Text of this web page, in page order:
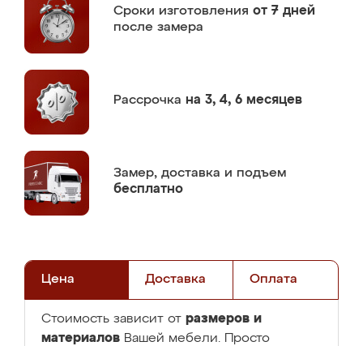
Сроки изготовления от 7 дней
после замера
Рассрочка на 3, 4, 6 месяцев
Замер, доставка и подъем
бесплатно
Цена Доставка Оплата
Стоимость зависит от размеров и
материалов Вашей мебели. Просто